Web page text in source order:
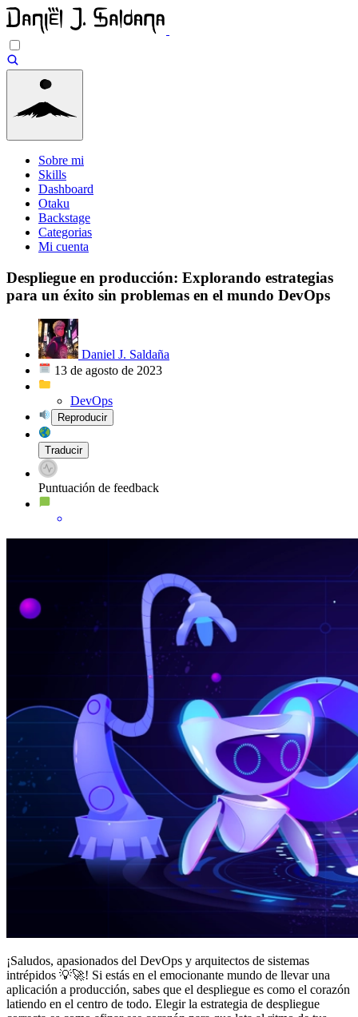
Sobre mi
Skills
Dashboard
Otaku
Backstage
Categorias
Mi cuenta
Despliegue en producción: Explorando estrategias
para un éxito sin problemas en el mundo DevOps
Daniel J. Saldaña
13 de agosto de 2023
DevOps
Reproducir
Traducir
Puntuación de feedback
¡Saludos, apasionados del DevOps y arquitectos de sistemas
intrépidos 💡🚀! Si estás en el emocionante mundo de llevar una
aplicación a producción, sabes que el despliegue es como el corazón
latiendo en el centro de todo. Elegir la estrategia de despliegue